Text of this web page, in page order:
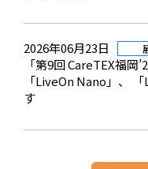
2026年06月23日
「第9回 CareTEX福岡
「LiveOn Nano」、
す